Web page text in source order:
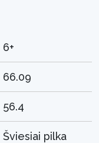
6+
66.09
56.4
Šviesiai pilka